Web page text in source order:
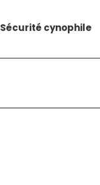
Sécurité cynophile